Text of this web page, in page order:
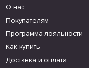
О нас
Покупателям
Программа лояльности
Как купить
Доставка и оплата